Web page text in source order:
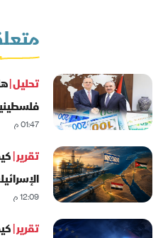
تحليل |
01:47 م
تقرير |
12:09 م
تقرير |